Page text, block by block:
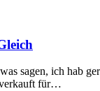
sagen, ich hab
verkauft für…